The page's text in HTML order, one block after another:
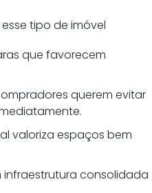
tipo de imóvel
que favorecem
querem evitar
valoriza espaços bem
infraestrutura consolidada